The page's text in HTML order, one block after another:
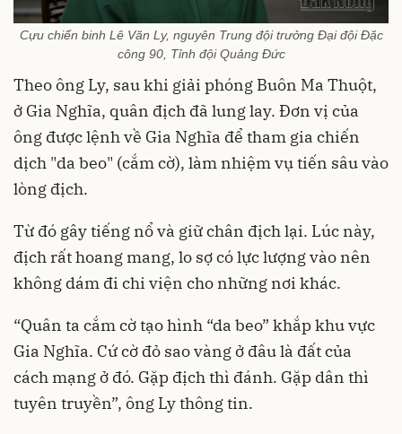
Cựu chiến binh Lê Văn Ly, nguyên Trung đội trưởng Đại đội Đặc
công 90, Tỉnh đội Quảng Đức
Theo ông Ly, sau khi giải phóng Buôn Ma Thuột,
ở Gia Nghĩa, quân địch đã lung lay. Đơn vị của
ông được lệnh về Gia Nghĩa để tham gia chiến
dịch "da beo" (cắm cờ), làm nhiệm vụ tiến sâu vào
lòng địch.
Từ đó gây tiếng nổ và giữ chân địch lại. Lúc này,
địch rất hoang mang, lo sợ có lực lượng vào nên
không dám đi chi viện cho những nơi khác.
“Quân ta cắm cờ tạo hình “da beo” khắp khu vực
Gia Nghĩa. Cứ cờ đỏ sao vàng ở đâu là đất của
cách mạng ở đó. Gặp địch thì đánh. Gặp dân thì
tuyên truyền”, ông Ly thông tin.